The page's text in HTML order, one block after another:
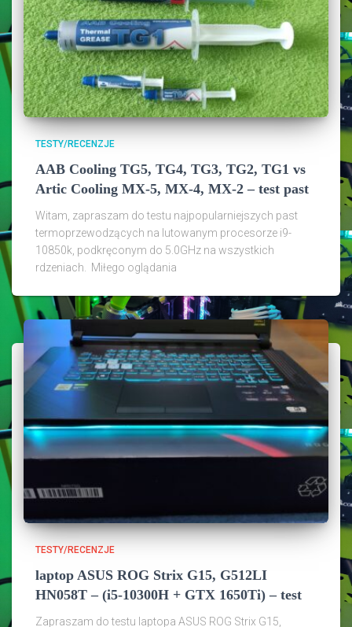
TESTY/RECENZJE
AAB Cooling TG5, TG4, TG3, TG2, TG1 vs
Artic Cooling MX-5, MX-4, MX-2 – test past
Witam, zapraszam do testu najpopularniejszych past
termoprzewodzących na lutowanym procesorze i9-
10850k, podkręconym do 5.0GHz na wszystkich
rdzeniach. Miłego oglądania
TESTY/RECENZJE
laptop ASUS ROG Strix G15, G512LI
HN058T – (i5-10300H + GTX 1650Ti) – test
Zapraszam do testu laptopa ASUS ROG Strix G15,